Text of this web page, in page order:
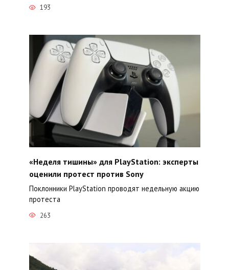
193
«Неделя тишины» для PlayStation: эксперты
оценили протест против Sony
Поклонники PlayStation проводят недельную акцию
протеста
263